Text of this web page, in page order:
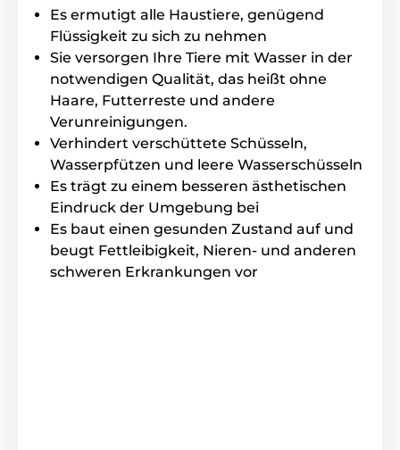
Das Produkt ist in Kategorien eingeteilt
Näpfe und Trinkbrunnen
Trinkbrunnen Zubehör
Es ermutigt alle Haustiere, genügend
Flüssigkeit zu sich zu nehmen
Sie versorgen Ihre Tiere mit Wasser in der
notwendigen Qualität, das heißt ohne
Haare, Futterreste und andere
Verunreinigungen.
Verhindert verschüttete Schüsseln,
Wasserpfützen und leere Wasserschüsseln
Es trägt zu einem besseren ästhetischen
Eindruck der Umgebung bei
Es baut einen gesunden Zustand auf und
beugt Fettleibigkeit, Nieren- und anderen
schweren Erkrankungen vor